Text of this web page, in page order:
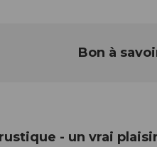
Bon à
- un vrai